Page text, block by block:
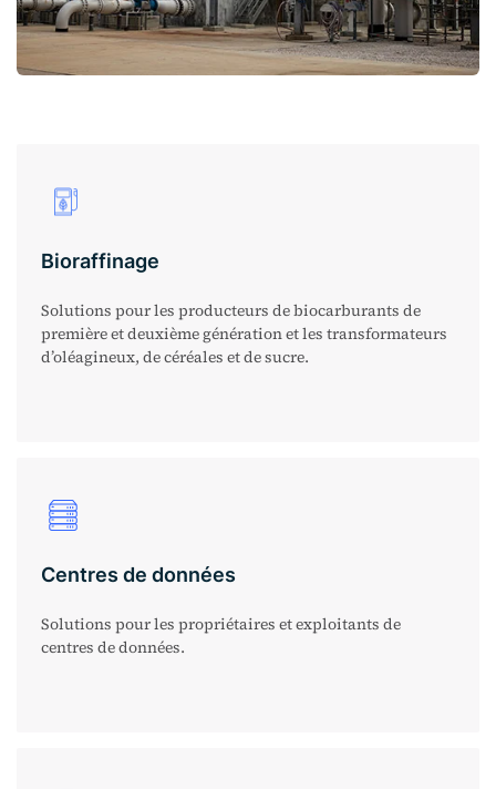
Bioraffinage
Solutions pour les producteurs de biocarburants de
première et deuxième génération et les transformateurs
d’oléagineux, de céréales et de sucre.
Centres de données
Solutions pour les propriétaires et exploitants de
centres de données.